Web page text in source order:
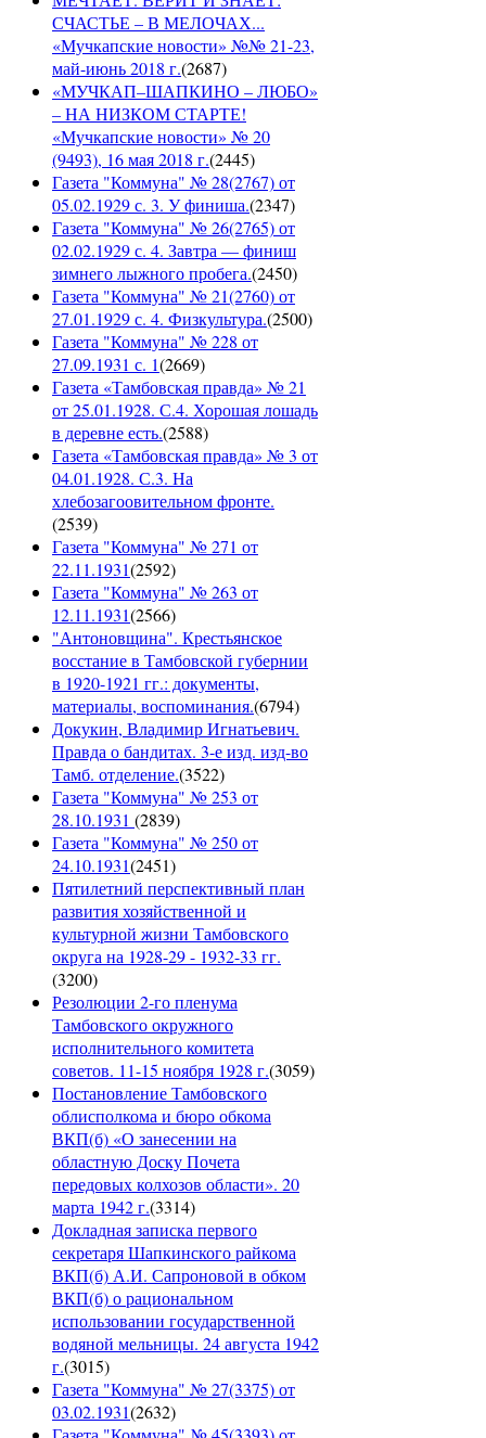
СЧАСТЬЕ – В МЕЛОЧАХ...
«Мучкапские новости» №№ 21-23,
май-июнь 2018 г.(2687)
«МУЧКАП–ШАПКИНО – ЛЮБО»
– НА НИЗКОМ СТАРТЕ!
«Мучкапские новости» № 20
(9493), 16 мая 2018 г.(2445)
Газета "Коммуна" № 28(2767) от
05.02.1929 с. 3. У финиша.(2347)
Газета "Коммуна" № 26(2765) от
02.02.1929 с. 4. Завтра — финиш
зимнего лыжного пробега.(2450)
Газета "Коммуна" № 21(2760) от
27.01.1929 с. 4. Физкультура.(2500)
Газета "Коммуна" № 228 от
27.09.1931 с. 1(2669)
Газета «Тамбовская правда» № 21
от 25.01.1928. С.4. Хорошая лошадь
в деревне есть.(2588)
Газета «Тамбовская правда» № 3 от
04.01.1928. С.3. На
хлебозагоовительном фронте.
(2539)
Газета "Коммуна" № 271 от
22.11.1931(2592)
Газета "Коммуна" № 263 от
12.11.1931(2566)
"Антоновщина". Крестьянское
восстание в Тамбовской губернии
в 1920-1921 гг.: документы,
материалы, воспоминания.(6794)
Докукин, Владимир Игнатьевич.
Правда о бандитах. 3-е изд. изд-во
Тамб. отделение.(3522)
Газета "Коммуна" № 253 от
28.10.1931 (2839)
Газета "Коммуна" № 250 от
24.10.1931(2451)
Пятилетний перспективный план
развития хозяйственной и
культурной жизни Тамбовского
округа на 1928-29 - 1932-33 гг.
(3200)
Резолюции 2-го пленума
Тамбовского окружного
исполнительного комитета
советов. 11-15 ноября 1928 г.(3059)
Постановление Тамбовского
облисполкома и бюро обкома
ВКП(б) «О занесении на
областную Доску Почета
передовых колхозов области». 20
марта 1942 г.(3314)
Докладная записка первого
секретаря Шапкинского райкома
ВКП(б) А.И. Сапроновой в обком
ВКП(б) о рациональном
использовании государственной
водяной мельницы. 24 августа 1942
г.(3015)
Газета "Коммуна" № 27(3375) от
03.02.1931(2632)